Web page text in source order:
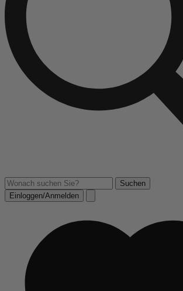
Einloggen/Anmelden